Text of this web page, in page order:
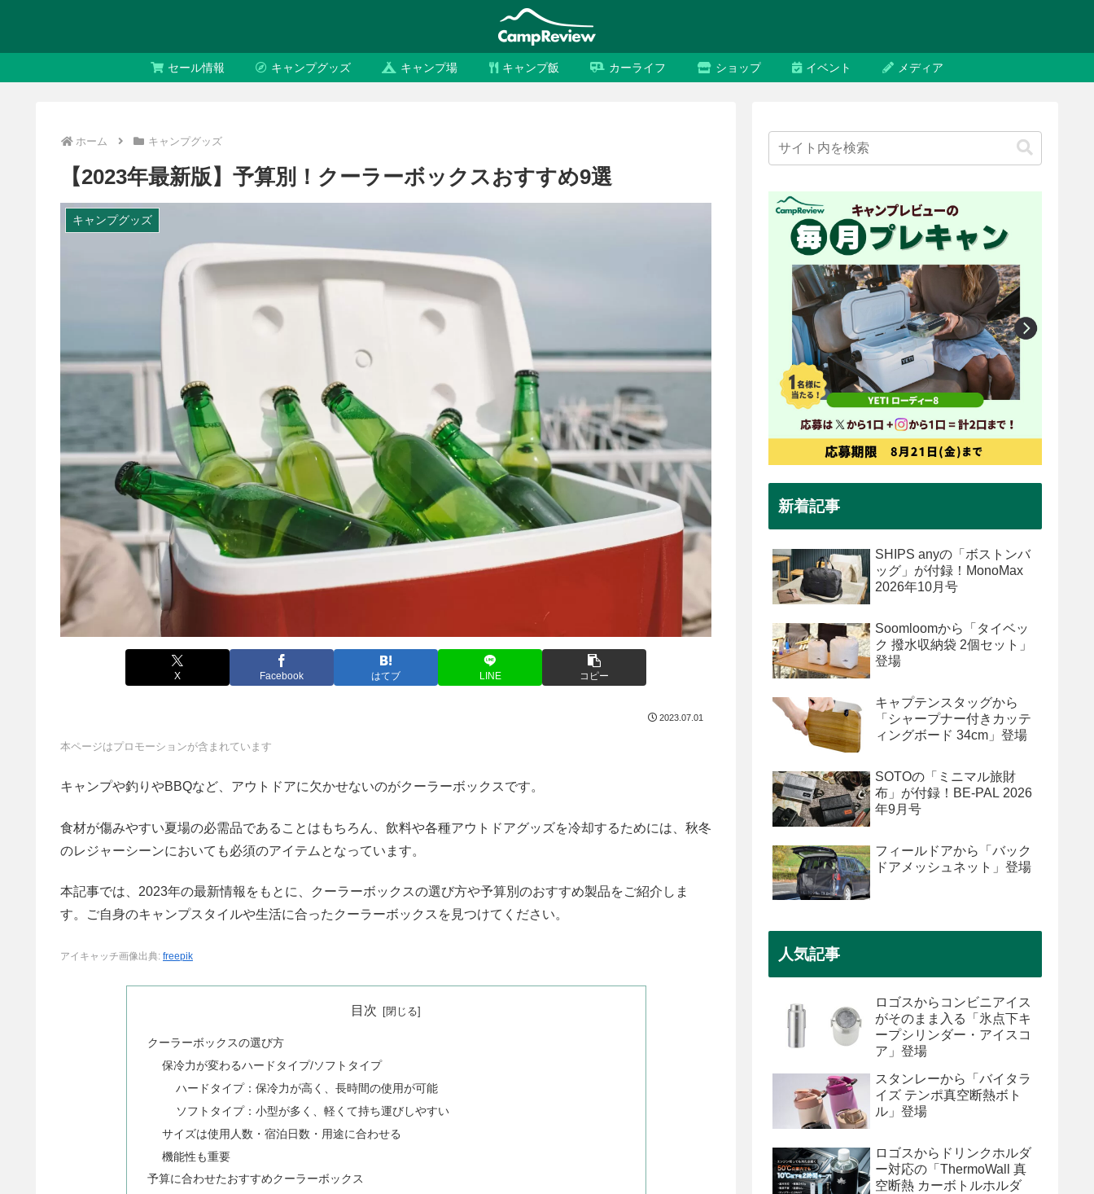
セール情報 キャンプグッズ キャンプ場 キャンプ飯 カーライフ ショップ イベント メディア
ホーム キャンプグッズ
【2023年最新版】予算別！クーラーボックスおすすめ9選
キャンプグッズ
X Facebook はてブ LINE コピー
2023.07.01
本ページはプロモーションが含まれています
キャンプや釣りやBBQなど、アウトドアに欠かせないのがクーラーボックスです。
食材が傷みやすい夏場の必需品であることはもちろん、飲料や各種アウトドアグッズを冷却するためには、秋冬
のレジャーシーンにおいても必須のアイテムとなっています。
本記事では、2023年の最新情報をもとに、クーラーボックスの選び方や予算別のおすすめ製品をご紹介しま
す。ご自身のキャンプスタイルや生活に合ったクーラーボックスを見つけてください。
アイキャッチ画像出典: freepik
目次
クーラーボックスの選び方
保冷力が変わるハードタイプ/ソフトタイプ
ハードタイプ：保冷力が高く、長時間の使用が可能
ソフトタイプ：小型が多く、軽くて持ち運びしやすい
サイズは使用人数・宿泊日数・用途に合わせる
機能性も重要
予算に合わせたおすすめクーラーボックス
新着記事
SHIPS anyの「ボストンバ
ッグ」が付録！MonoMax
2026年10月号
Soomloomから「タイベッ
ク 撥水収納袋 2個セット」
登場
キャプテンスタッグから
「シャープナー付きカッテ
ィングボード 34cm」登場
SOTOの「ミニマル旅財
布」が付録！BE-PAL 2026
年9月号
フィールドアから「バック
ドアメッシュネット」登場
人気記事
ロゴスからコンビニアイス
がそのまま入る「氷点下キ
ープシリンダー・アイスコ
ア」登場
スタンレーから「バイタラ
イズ テンポ真空断熱ボト
ル」登場
ロゴスからドリンクホルダ
ー対応の「ThermoWall 真
空断熱 カーボトルホルダ